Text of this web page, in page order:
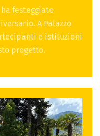
festeggiato
A Palazzo
e istituzioni
progetto.